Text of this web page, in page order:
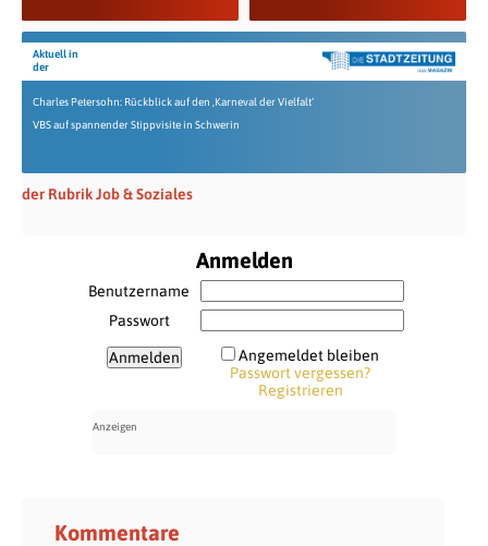
Aktuell in
der
Charles Petersohn: Rückblick auf den ‚Karneval der Vielfalt‘
VBS auf spannender Stippvisite in Schwerin
der Rubrik Job & Soziales
Anmelden
Benutzername
Passwort
Angemeldet bleiben
Passwort vergessen?
Registrieren
Kommentare